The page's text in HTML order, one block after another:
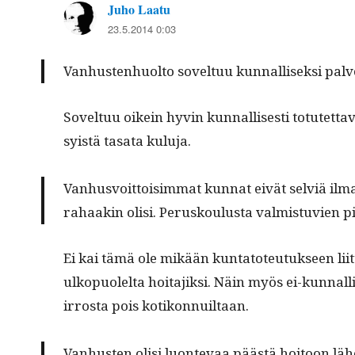
Juho Laatu
23.5.2014 0:03
Van­hus­ten­huolto sovel­tuu kun­nal­lisek­si
Sovel­tuu oikein hyvin kun­nal­lis­es­ti
syistä tasa­ta kuluja.
Van­husvoit­toisim­mat kun­nat eivät selviä
rahaakin olisi. Perusk­oulus­ta valmis­tu­vien
Ei kai tämä ole mikään kun­ta­to­teu­tuk­seen
ulkop­uolelta hoita­jik­si. Näin myös ei-
ir­rosta pois kotikonnuiltaan.